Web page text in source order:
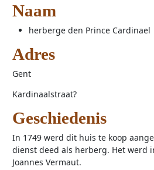
Naam
herberge den Prince Cardinael
Adres
Gent
Kardinaalstraat?
Geschiedenis
In 1749 werd dit huis te koop
dienst deed als herberg. Het werd
Joannes Vermaut.